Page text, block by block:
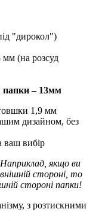
"дирокол")
(на розсуд
папки – 13мм
1,9 мм
дизайном, без
ваш вибір
Наприклад, якщо ви
стороні, то
стороні папки!
з розтискними